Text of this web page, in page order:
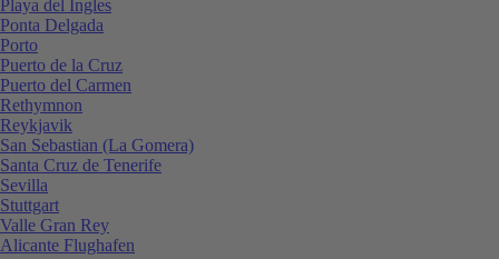
Playa del Ingles
Ponta Delgada
Porto
Puerto de la Cruz
Puerto del Carmen
Rethymnon
Reykjavik
San Sebastian (La Gomera)
Santa Cruz de Tenerife
Sevilla
Stuttgart
Valle Gran Rey
Alicante Flughafen